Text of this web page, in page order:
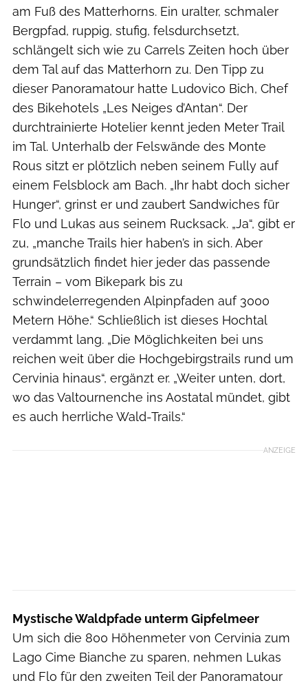
am Fuß des Matterhorns. Ein uralter, schmaler
Bergpfad, ruppig, stufig, felsdurchsetzt,
schlängelt sich wie zu Carrels Zeiten hoch über
dem Tal auf das Matterhorn zu. Den Tipp zu
dieser Panoramatour hatte Ludovico Bich, Chef
des Bikehotels „Les Neiges d’Antan“. Der
durchtrainierte Hotelier kennt jeden Meter Trail
im Tal. Unterhalb der Felswände des Monte
Rous sitzt er plötzlich neben seinem Fully auf
einem Felsblock am Bach. „Ihr habt doch sicher
Hunger“, grinst er und zaubert Sandwiches für
Flo und Lukas aus seinem Rucksack. „Ja“, gibt er
zu, „manche Trails hier haben’s in sich. Aber
grundsätzlich findet hier jeder das passende
Terrain – vom Bikepark bis zu
schwindelerregenden Alpinpfaden auf 3000
Metern Höhe.“ Schließlich ist dieses Hochtal
verdammt lang. „Die Möglichkeiten bei uns
reichen weit über die Hochgebirgstrails rund um
Cervinia hinaus“, ergänzt er. „Weiter unten, dort,
wo das Valtournenche ins Aostatal mündet, gibt
es auch herrliche Wald-Trails.“
ANZEIGE
Mystische Waldpfade unterm Gipfelmeer
Um sich die 800 Höhenmeter von Cervinia zum
Lago Cime Bianche zu sparen, nehmen Lukas
und Flo für den zweiten Teil der Panoramatour